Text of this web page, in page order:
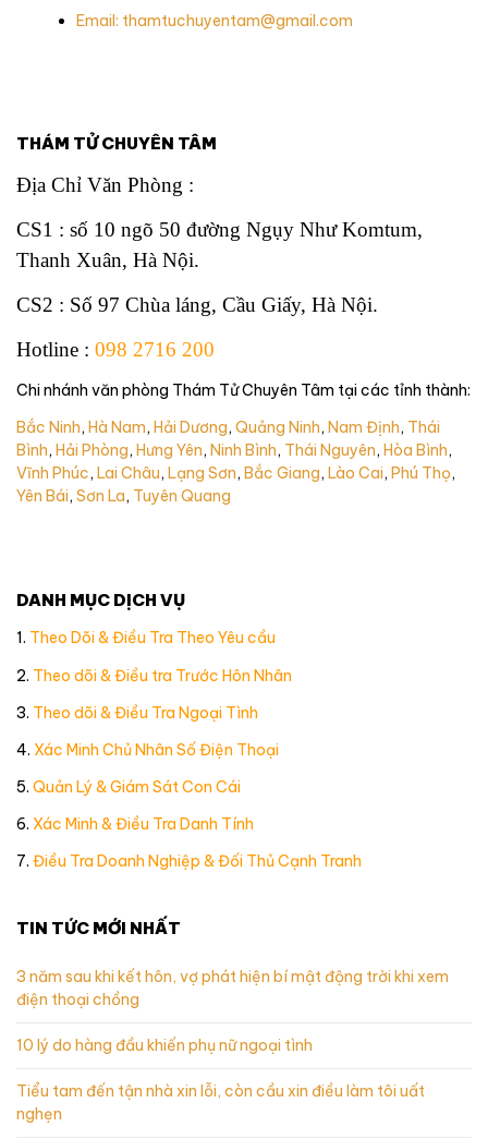
Email: thamtuchuyentam@gmail.com
THÁM TỬ CHUYÊN TÂM
Địa Chỉ Văn Phòng :
CS1 : số 10 ngõ 50 đường Ngụy Như Komtum,
Thanh Xuân, Hà Nội.
CS2 : Số 97 Chùa láng, Cầu Giấy, Hà Nội.
Hotline : 098 2716 200
Chi nhánh văn phòng Thám Tử Chuyên Tâm tại các tỉnh thành:
Bắc Ninh, Hà Nam, Hải Dương, Quảng Ninh, Nam Định, Thái
Bình, Hải Phòng, Hưng Yên, Ninh Bình, Thái Nguyên, Hòa Bình,
Vĩnh Phúc, Lai Châu, Lạng Sơn, Bắc Giang, Lào Cai, Phú Thọ,
Yên Bái, Sơn La, Tuyên Quang
DANH MỤC DỊCH VỤ
1. Theo Dõi & Điều Tra Theo Yêu cầu
2. Theo dõi & Điều tra Trước Hôn Nhân
3. Theo dõi & Điều Tra Ngoại Tình
4. Xác Minh Chủ Nhân Số Điện Thoại
5. Quản Lý & Giám Sát Con Cái
6. Xác Minh & Điều Tra Danh Tính
7. Điều Tra Doanh Nghiệp & Đối Thủ Cạnh Tranh
TIN TỨC MỚI NHẤT
3 năm sau khi kết hôn, vợ phát hiện bí mật động trời khi xem
điện thoại chồng
10 lý do hàng đầu khiến phụ nữ ngoại tình
Tiểu tam đến tận nhà xin lỗi, còn cầu xin điều làm tôi uất
nghẹn